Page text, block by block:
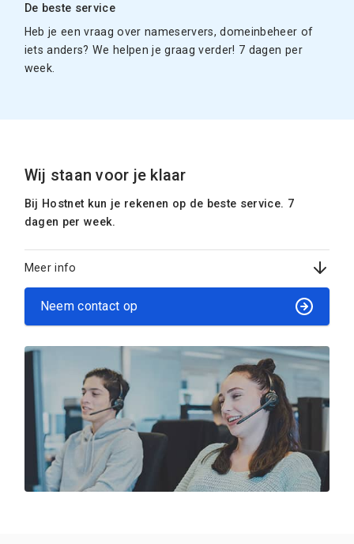
De beste service
Heb je een vraag over nameservers, domeinbeheer of
iets anders? We helpen je graag verder! 7 dagen per
week.
Wij staan voor je klaar
Bij Hostnet kun je rekenen op de beste service. 7
dagen per week.
Meer info
Neem contact op